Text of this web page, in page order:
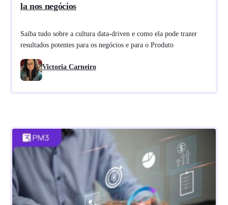
la nos negócios
Saiba tudo sobre a cultura data-driven e como ela pode trazer
resultados potentes para os negócios e para o Produto
Victoria Carneiro